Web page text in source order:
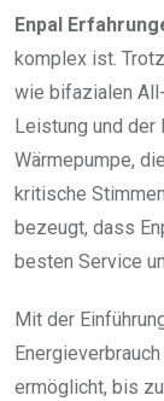
Enpal
komplex ist.
wie bifazialen
Leistung und
Wärmepumpe,
kritische
bezeugt, dass
besten Service
Mit der
ermöglicht, bis